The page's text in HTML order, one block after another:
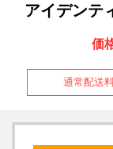
アイデンテ
価
通常配送